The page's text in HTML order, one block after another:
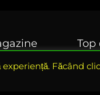
Top
Făcând